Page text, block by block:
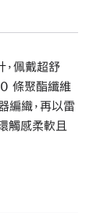
佩戴超舒
條聚酯纖維
編織，再以雷
觸感柔軟且